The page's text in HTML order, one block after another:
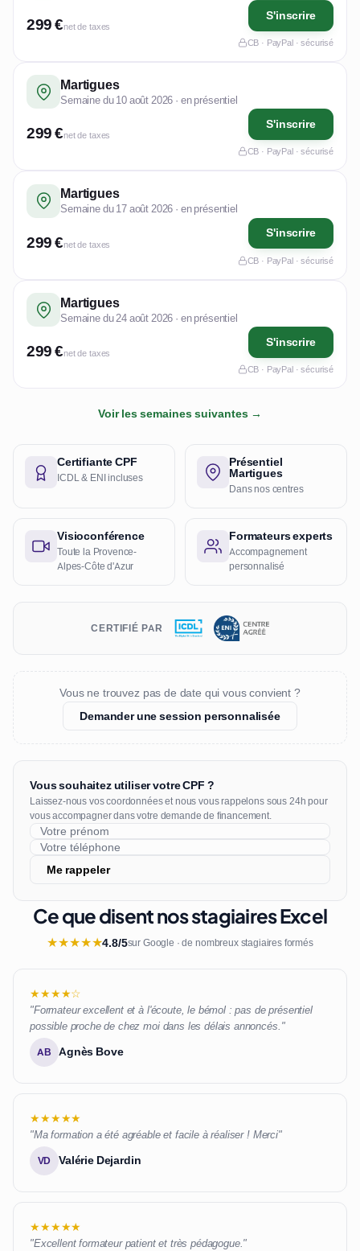
299 €net de taxes
S'inscrire
CB · PayPal · sécurisé
Martigues
Semaine du 10 août 2026 · en présentiel
299 €net de taxes
S'inscrire
CB · PayPal · sécurisé
Martigues
Semaine du 17 août 2026 · en présentiel
299 €net de taxes
S'inscrire
CB · PayPal · sécurisé
Martigues
Semaine du 24 août 2026 · en présentiel
299 €net de taxes
S'inscrire
CB · PayPal · sécurisé
Voir les semaines suivantes →
Certifiante CPF
ICDL & ENI incluses
Présentiel
Martigues
Dans nos centres
Visioconférence
Toute la Provence-
Alpes-Côte d'Azur
Formateurs experts
Accompagnement
personnalisé
CERTIFIÉ PAR
Vous ne trouvez pas de date qui vous convient ?
Demander une session personnalisée
Vous souhaitez utiliser votre CPF ?
Laissez-nous vos coordonnées et nous vous rappelons sous 24h pour
vous accompagner dans votre demande de financement.
Me rappeler
Ce que disent nos stagiaires Excel
★★★★★4.8/5sur Google · de nombreux stagiaires formés
★★★★☆
"Formateur excellent et à l'écoute, le bémol : pas de présentiel
possible proche de chez moi dans les délais annoncés."
AB Agnès Bove
★★★★★
"Ma formation a été agréable et facile à réaliser ! Merci"
VD Valérie Dejardin
★★★★★
"Excellent formateur patient et très pédagogue."